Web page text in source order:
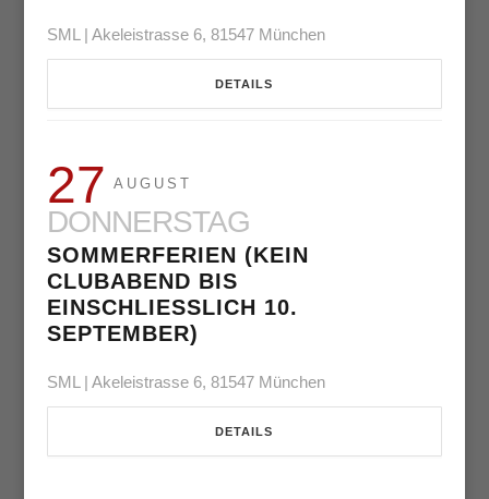
SML | Akeleistrasse 6, 81547 München
DETAILS
27 AUGUST
DONNERSTAG
SOMMERFERIEN (KEIN
CLUBABEND BIS
EINSCHLIESSLICH 10. S
EPTEMBER)
SML | Akeleistrasse 6, 81547 München
DETAILS